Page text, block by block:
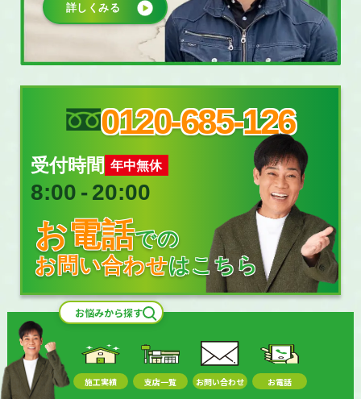
詳しくみる
0120-685-126
受付時間 年中無休
8:00 ‐20:00
お電話での
お問い合わせはこちら
お悩みから探す
施工実績 支店一覧 お問い合わせ お電話